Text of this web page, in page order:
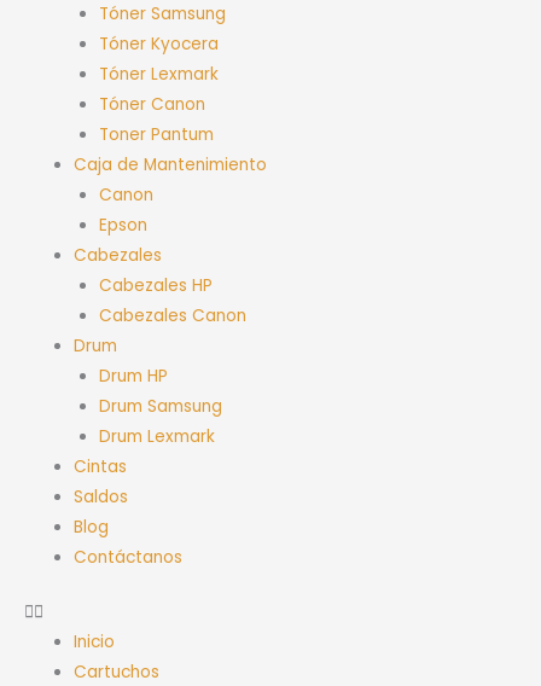
Tóner Samsung
Tóner Kyocera
Tóner Lexmark
Tóner Canon
Toner Pantum
Caja de Mantenimiento
Canon
Epson
Cabezales
Cabezales HP
Cabezales Canon
Drum
Drum HP
Drum Samsung
Drum Lexmark
Cintas
Saldos
Blog
Contáctanos
Inicio
Cartuchos